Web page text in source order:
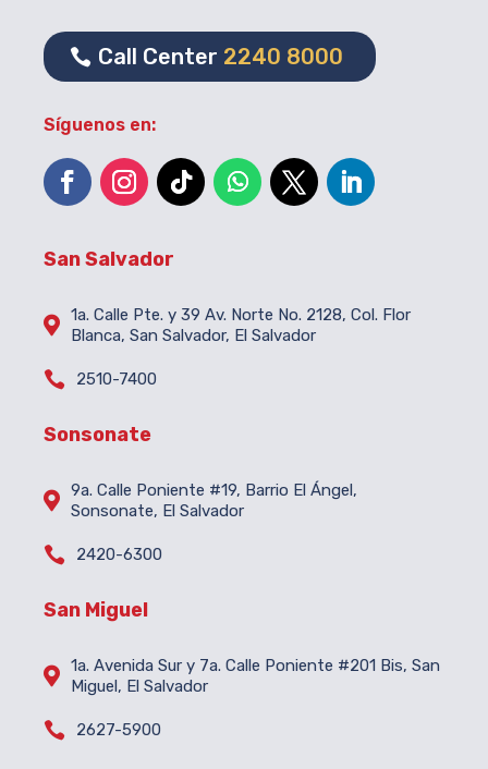
Call Center 2240 8000
Síguenos en:
San Salvador
 1a. Calle Pte. y 39 Av. Norte No. 2128, Col. Flor
Blanca, San Salvador, El Salvador
 2510-7400
Sonsonate
 9a. Calle Poniente #19, Barrio El Ángel,
Sonsonate, El Salvador
 2420-6300
San Miguel
 1a. Avenida Sur y 7a. Calle Poniente #201 Bis, San
Miguel, El Salvador
 2627-5900